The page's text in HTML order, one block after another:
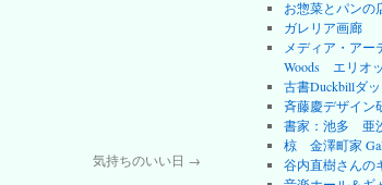
気持ちのいい日 →
お惣菜とパンの
ガレリア画廊
メディア・アー
Woods エリオ
古書Duckbillダ
斉藤慶デザイン
書家：池多 亜
椋 金澤町家
谷内直樹さんの